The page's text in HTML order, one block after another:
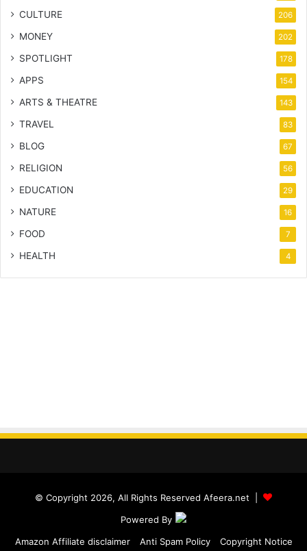
CULTURE 206
MONEY 202
SPOTLIGHT 178
APPS 154
ARTS & THEATRE 143
TRAVEL 83
BLOG 67
RELIGION 56
EDUCATION 29
NATURE 16
FOOD 7
HEALTH 4
© Copyright 2026, All Rights Reserved Afeera.net |
Powered By
Amazon Affiliate disclaimer
Anti Spam Policy Copyright Notice